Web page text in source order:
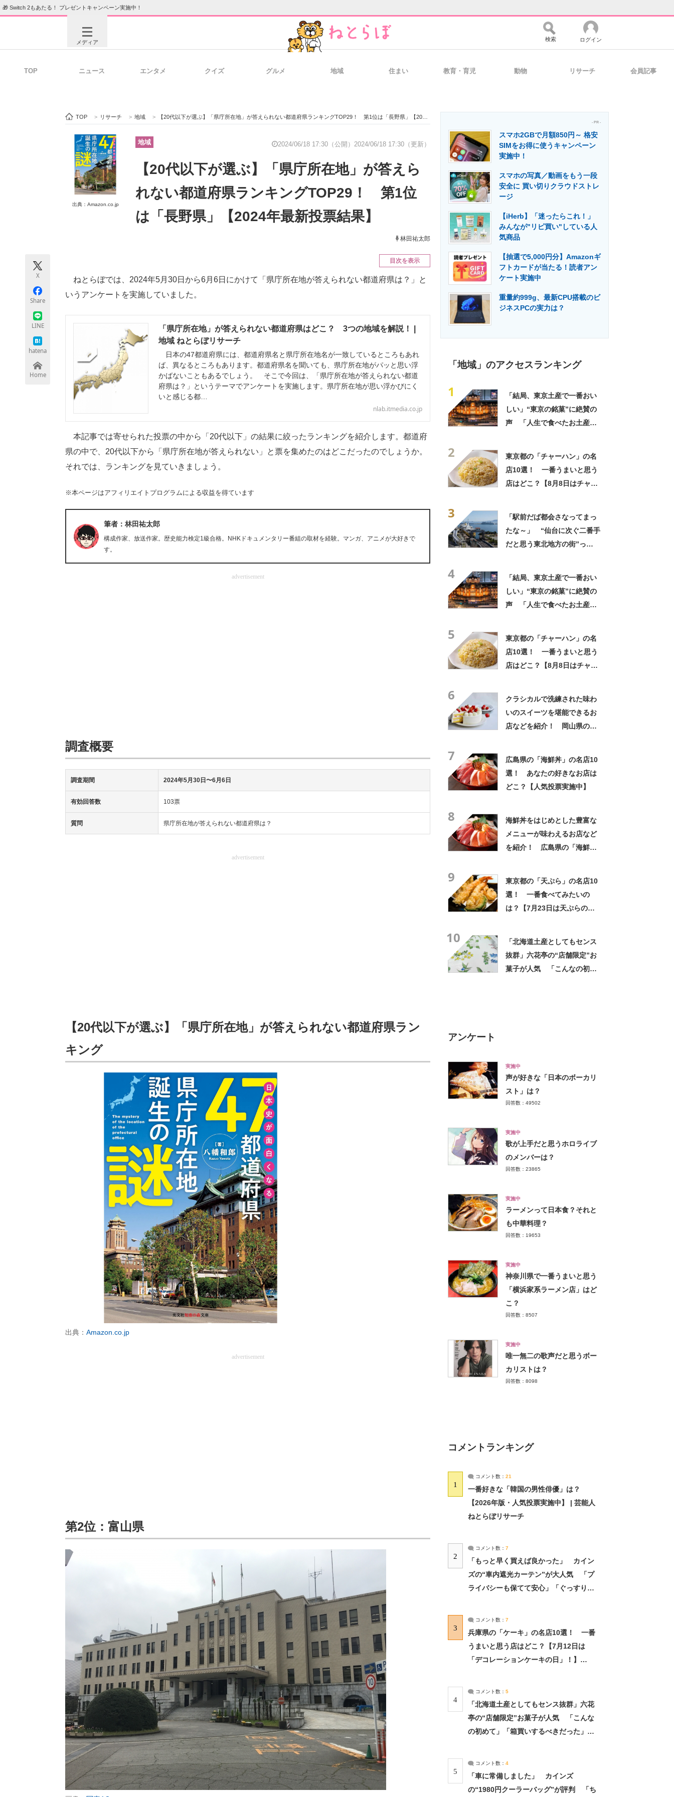
🎁 Switch 2もあたる！ プレゼントキャンペーン実施中！
メディア
ビジネスと働き方のヒント 経営リーダーのコミュニティ マーケ×ITの今がよく分かる
ITエンジニア向け専門サイト 企業向けIT製品の総合サイト 製造業のIT導入・活用を支援
エネルギーの専門メディア 建設×テクノロジーの最前線
ちょっと気になるネットの話題
検索 ログイン
TOP ニュース エンタメ クイズ グルメ 地域 住まい 教育・育児 動物 リサーチ 会員記事
TOP > リサーチ > 地域 > 【20代以下が選ぶ】「県庁所在地」が答えられない都道府県ランキングTOP29！ 第1位は「長野県」【2024年最新投票結果】
出典：Amazon.co.jp
地域 2024/06/18 17:30（公開） 2024/06/18 17:30（更新）
【20代以下が選ぶ】「県庁所在地」が答えら
れない都道府県ランキングTOP29！ 第1位
は「長野県」【2024年最新投票結果】
林田祐太郎
X
Share
LINE
hatena
Home
目次を表示
ねとらぼでは、2024年5月30日から6月6日にかけて「県庁所在地が答えられない都道府県は？」と
いうアンケートを実施していました。
「県庁所在地」が答えられない都道府県はどこ？ 3つの地域を解説！ |
地域 ねとらぼリサーチ
日本の47都道府県には、都道府県名と県庁所在地名が一致しているところもあれ
ば、異なるところもあります。都道府県名を聞いても、県庁所在地がパッと思い浮
かばないこともあるでしょう。 そこで今回は、「県庁所在地が答えられない都道
府県は？」というテーマでアンケートを実施します。県庁所在地が思い浮かびにく
いと感じる都…
nlab.itmedia.co.jp
本記事では寄せられた投票の中から「20代以下」の結果に絞ったランキングを紹介します。都道府
県の中で、20代以下から「県庁所在地が答えられない」と票を集めたのはどこだったのでしょうか。
それでは、ランキングを見ていきましょう。
※本ページはアフィリエイトプログラムによる収益を得ています
筆者：林田祐太郎
構成作家、放送作家。歴史能力検定1級合格。NHKドキュメンタリー番組の取材を経験。マンガ、アニメが大好きで
す。
advertisement
調査概要
調査期間 2024年5月30日〜6月6日
有効回答数 103票
質問 県庁所在地が答えられない都道府県は？
advertisement
【20代以下が選ぶ】「県庁所在地」が答えられない都道府県ラン
キング
出典： Amazon.co.jp
advertisement
第2位：富山県
- PR -
スマホ2GBで月額850円～ 格安
SIMをお得に使うキャンペーン
実施中！
スマホの写真／動画をもう一段
安全に 買い切りクラウドストレ
ージ
【iHerb】「迷ったらこれ！」
みんなが"リピ買い"している人
気商品
【抽選で5,000円分】Amazonギ
フトカードが当たる！読者アン
ケート実施中
重量約999g、最新CPU搭載のビ
ジネスPCの実力は？
「地域」のアクセスランキング
1
「結局、東京土産で一番おい
しい」“東京の銘菓”に絶賛の
声 「人生で食べたお土産の
2
東京都の「チャーハン」の名
店10選！ 一番うまいと思う
店はどこ？【8月8日はチャー
3
「駅前だば都会さなってまっ
たな～」 “仙台に次ぐ二番手
だと思う東北地方の街”っ
4
「結局、東京土産で一番おい
しい」“東京の銘菓”に絶賛の
声 「人生で食べたお土産の
5
東京都の「チャーハン」の名
店10選！ 一番うまいと思う
店はどこ？【8月8日はチャー
6
クラシカルで洗練された味わ
いのスイーツを堪能できるお
店などを紹介！ 岡山県の
7
広島県の「海鮮丼」の名店10
選！ あなたの好きなお店は
どこ？【人気投票実施中】
8
海鮮丼をはじめとした豊富な
メニューが味わえるお店など
を紹介！ 広島県の「海鮮
9
東京都の「天ぷら」の名店10
選！ 一番食べてみたいの
は？【7月23日は天ぷらの
10
「北海道土産としてもセンス
抜群」六花亭の“店舗限定”お
菓子が人気 「こんなの初め
アンケート
実施中
声が好きな「日本のボーカリ
スト」は？
回答数：49502
実施中
歌が上手だと思うホロライブ
のメンバーは？
回答数：23865
実施中
ラーメンって日本食？それと
も中華料理？
回答数：19653
実施中
神奈川県で一番うまいと思う
「横浜家系ラーメン店」はど
こ？
回答数：8507
実施中
唯一無二の歌声だと思うボー
カリストは？
回答数：8098
コメントランキング
1
コメント数： 21
一番好きな「韓国の男性俳優」は？
【2026年版・人気投票実施中】 | 芸能人
ねとらぼリサーチ
2
コメント数： 7
「もっと早く買えば良かった」 カイン
ズの“車内遮光カーテン”が大人気 「プ
ライバシーも保てて安心」「ぐっすり眠
3
コメント数： 7
兵庫県の「ケーキ」の名店10選！ 一番
うまいと思う店はどこ？【7月12日は
「デコレーションケーキの日」！】
4
コメント数： 5
「北海道土産としてもセンス抜群」六花
亭の“店舗限定”お菓子が人気 「こんな
の初めて」「箱買いするべきだった」
5
コメント数： 4
「車に常備しました」 カインズ
の“1980円クーラーバッグ”が評判 「ち